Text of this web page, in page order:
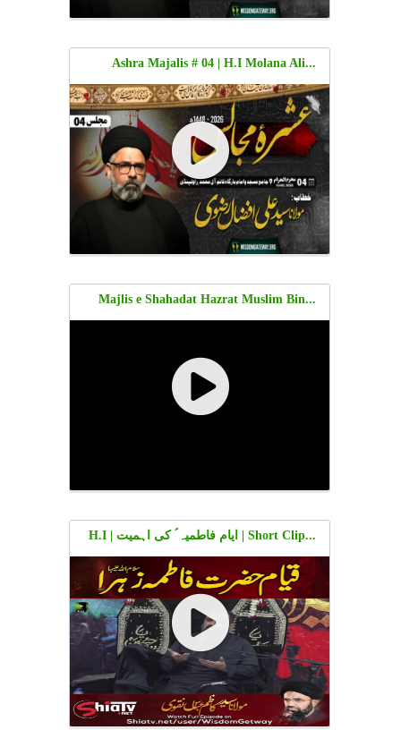
...Ashra Majalis # 04 | H.I Molana Ali
Afzaal Rizvi | Jama Masjid o Imambargah
Qaim e Aly Muhammad, Rawalpindi | 4
Moharram 1448 | 20 June 2026 | Urdu
...Majlis e Shahadat Hazrat Muslim Bin
Aqeel | H.I Molana Syed Ali Afzal Rizvi |
...Short Clip | ایام فاطمیہ ؑ کی اہمیت | H.I
Molana Ali Afzal Rizvi | Urdu